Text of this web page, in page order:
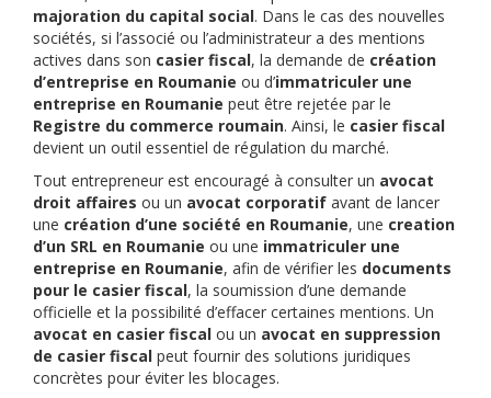
majoration du capital social. Dans le cas des nouvelles
sociétés, si l’associé ou l’administrateur a des mentions
actives dans son casier fiscal, la demande de création
d’entreprise en Roumanie ou d’immatriculer une
entreprise en Roumanie peut être rejetée par le
Registre du commerce roumain. Ainsi, le casier fiscal
devient un outil essentiel de régulation du marché.
Tout entrepreneur est encouragé à consulter un avocat
droit affaires ou un avocat corporatif avant de lancer
une création d’une société en Roumanie, une creation
d’un SRL en Roumanie ou une immatriculer une
entreprise en Roumanie, afin de vérifier les documents
pour le casier fiscal, la soumission d’une demande
officielle et la possibilité d’effacer certaines mentions. Un
avocat en casier fiscal ou un avocat en suppression
de casier fiscal peut fournir des solutions juridiques
concrètes pour éviter les blocages.